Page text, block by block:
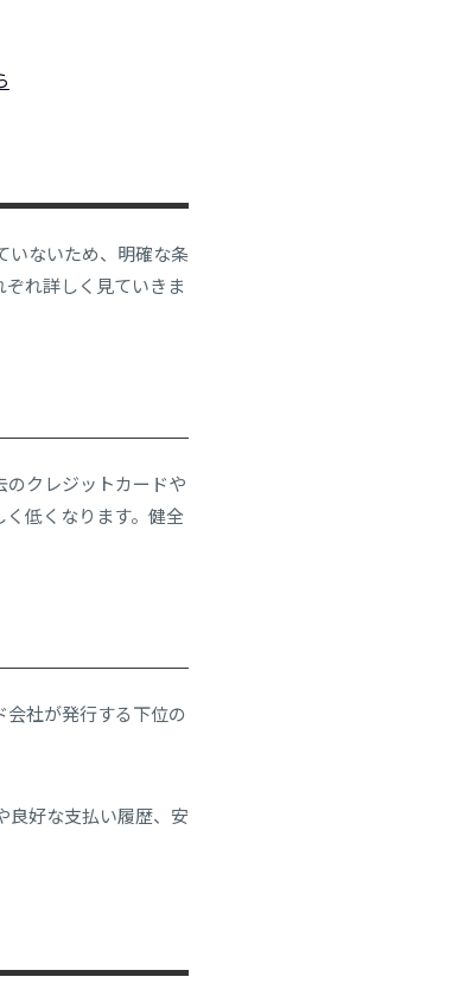
いないため、明確な条
れ詳しく見ていきま
のクレジットカードや
低くなります。健全
社が発行する下位の
良好な支払い履歴、安